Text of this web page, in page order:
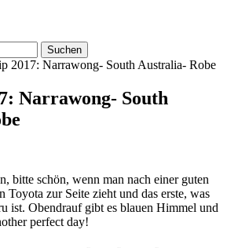
2017: Narrawong- South Australia- Robe
Narrawong- South
bitte schön, wenn man nach einer guten
Toyota zur Seite zieht und das erste, was
ist. Obendrauf gibt es blauen Himmel und
perfect day!